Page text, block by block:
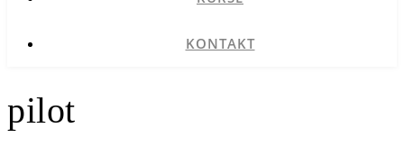
KONTAKT
pilot